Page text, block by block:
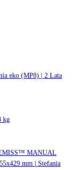
eko (MP8) | 2 Lata
kg
MANUAL
mm | Stefania